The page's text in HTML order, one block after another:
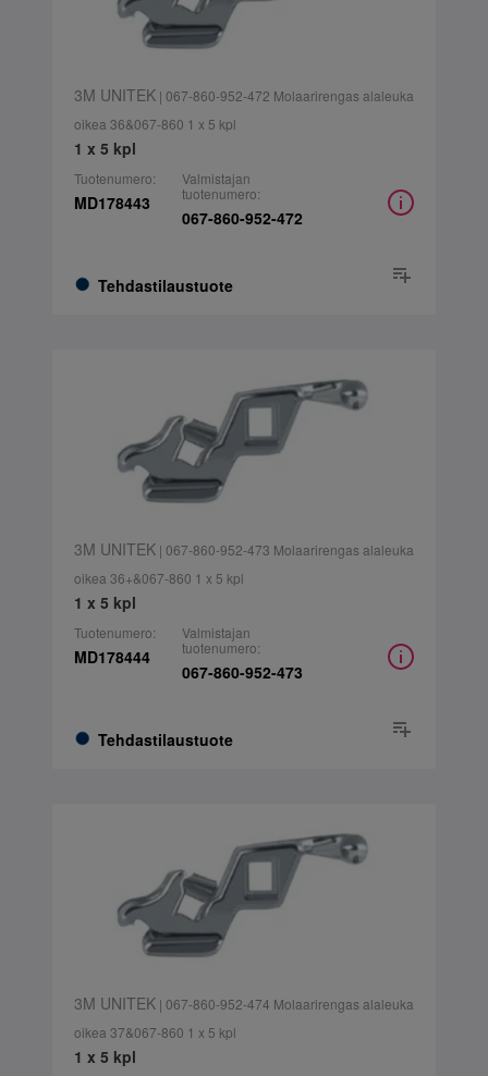
3M UNITEK| 067-860-952-472 Molaarirengas alaleuka
oikea 36&067-860 1 x 5 kpl
1 x 5 kpl
Tuotenumero:
MD178443
Tehdastilaustuote
Valmistajan
tuotenumero:
067-860-952-472
3M UNITEK| 067-860-952-473 Molaarirengas alaleuka
oikea 36+&067-860 1 x 5 kpl
1 x 5 kpl
Tuotenumero:
MD178444
Tehdastilaustuote
Valmistajan
tuotenumero:
067-860-952-473
3M UNITEK| 067-860-952-474 Molaarirengas alaleuka
oikea 37&067-860 1 x 5 kpl
1 x 5 kpl